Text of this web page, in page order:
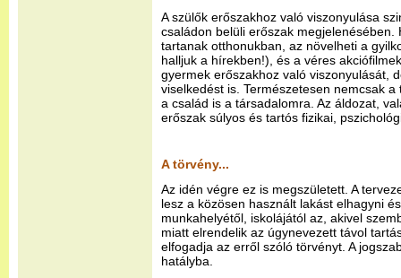
A szülők erőszakhoz való viszonyulása
családon belüli erőszak megjelenésében.
tartanak otthonukban, az növelheti a
halljuk a hírekben!), és a véres
gyermek erőszakhoz való viszonyulását,
viselkedést is. Természetesen nemcsak
a család is a társadalomra. Az áldozat,
erőszak súlyos és tartós fizikai,
A törvény...
Az idén végre ez is megszületett. A
lesz a közösen használt lakást elhagyni
munkahelyétől, iskolájától az, akivel
miatt elrendelik az úgynevezett távol
elfogadja az erről szóló törvényt. A
hatályba.